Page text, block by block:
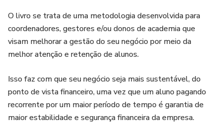
O livro se trata de uma metodologia desenvolvida para
coordenadores, gestores e/ou donos de academia que
visam melhorar a gestão do seu negócio por meio da
melhor atenção e retenção de alunos.
Isso faz com que seu negócio seja mais sustentável, do
ponto de vista financeiro, uma vez que um aluno pagando
recorrente por um maior período de tempo é garantia de
maior estabilidade e segurança financeira da empresa.